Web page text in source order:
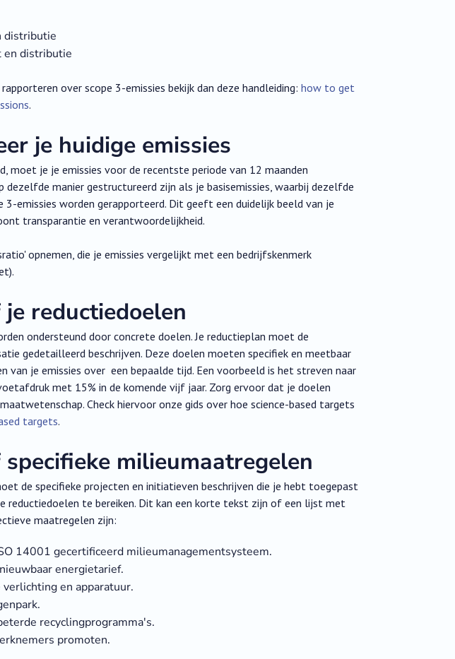
distributie
en distributie
over scope 3-emissies bekijk dan deze handleiding: how to get
.
je huidige emissies
moet je je emissies voor de recentste periode van 12 maanden
dezelfde manier gestructureerd zijn als je basisemissies, waarbij dezelfde
3-emissies worden gerapporteerd. Dit geeft een duidelijk beeld van je
transparantie en verantwoordelijkheid.
opnemen, die je emissies vergelijkt met een bedrijfskenmerk
reductiedoelen
ondersteund door concrete doelen. Je reductieplan moet de
gedetailleerd beschrijven. Deze doelen moeten specifiek en meetbaar
van je emissies over een bepaalde tijd. Een voorbeeld is het streven naar
met 15% in de komende vijf jaar. Zorg ervoor dat je doelen
Check hiervoor onze gids over hoe science-based targets
targets.
milieumaatregelen
de specifieke projecten en initiatieven beschrijven die je hebt toegepast
reductiedoelen te bereiken. Dit kan een korte tekst zijn of een lijst met
maatregelen zijn:
14001 gecertificeerd milieumanagementsysteem.
energietarief.
en apparatuur.
recyclingprogramma's.
promoten.